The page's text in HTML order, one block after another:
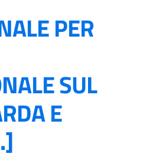
PER
SUL
E